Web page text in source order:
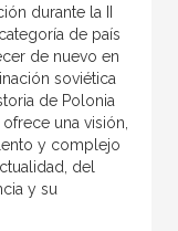
durante la II
de país
de nuevo en
soviética
de Polonia
una visión,
y complejo
del
y su